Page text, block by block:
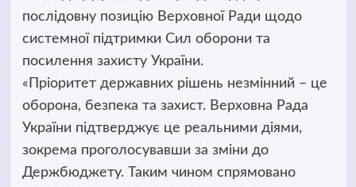
послідовну позицію Верховної Ради щодо
системної підтримки Сил оборони та
посилення захисту України.
«Пріоритет державних рішень незмінний – це
оборона, безпека та захист. Верховна Рада
України підтверджує це реальними діями,
зокрема проголосувавши за зміни до
Держбюджету. Таким чином спрямовано